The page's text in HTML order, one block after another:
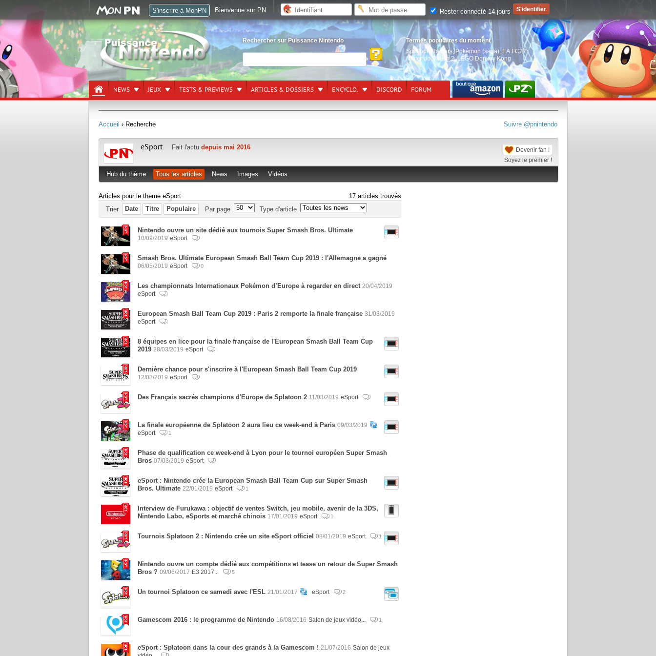
Rechercher sur Puissance Nintendo
Termes populaires du moment
Splatoon Raiders, Pokémon (saga) EA FC27,
Nintendo Switch 2,LEGO Donkey Kong
NEWS JEUX TESTS & PREVIEWS ARTICLES & DOSSIERS ENCYCLO. DISCORD FORUM
Suivre @pnintendo
Accueil › Recherche
Devenir fan !
Soyez le premier !
eSport Fait l'actu depuis mai 2016
Hub du thème Tous les articles News Images Vidéos
Articles pour le theme eSport
17 articles trouvés
Trier
Date Titre Populaire Par page Type d'article
Nintendo ouvre un site dédié aux tournois Super Smash Bros. Ultimate
10/09/2019 eSport
Smash Bros. Ultimate European Smash Ball Team Cup 2019 : l'Allemagne a gagné
06/05/2019 eSport 0
Les championnats Internationaux Pokémon d’Europe à regarder en direct 20/04/2019
eSport
European Smash Ball Team Cup 2019 : Paris 2 remporte la finale française 31/03/2019
eSport
8 équipes en lice pour la finale française de l'European Smash Ball Team Cup
2019 28/03/2019 eSport
Dernière chance pour s'inscrire à l'European Smash Ball Team Cup 2019
12/03/2019 eSport
Des Français sacrés champions d'Europe de Splatoon 2 11/03/2019 eSport
La finale européenne de Splatoon 2 aura lieu ce week-end à Paris 09/03/2019
eSport
1
Phase de qualification ce week-end à Lyon pour le tournoi européen Super Smash
Bros 07/03/2019 eSport
eSport : Nintendo crée la European Smash Ball Team Cup sur Super Smash
Bros. Ultimate 22/01/2019 eSport 1
Interview de Furukawa : objectif de ventes Switch, jeu mobile, avenir de la 3DS,
Nintendo Labo, eSports et marché chinois 17/01/2019 eSport 1
Tournois Splatoon 2 : Nintendo crée un site eSport officiel 08/01/2019 eSport 1
Nintendo ouvre un compte dédié aux compétitions et tease un retour de Super Smash
Bros ? 09/06/2017 E3 2017... 5
Un tournoi Splatoon ce samedi avec l'ESL 21/01/2017 eSport 2
Gamescom 2016 : le programme de Nintendo 16/08/2016 Salon de jeux vidéo... 1
eSport : Splatoon dans la cour des grands à la Gamescom ! 21/07/2016 Salon de jeux
S'inscrire à MonPN Bienvenue sur PN Rester connecté 14 jours